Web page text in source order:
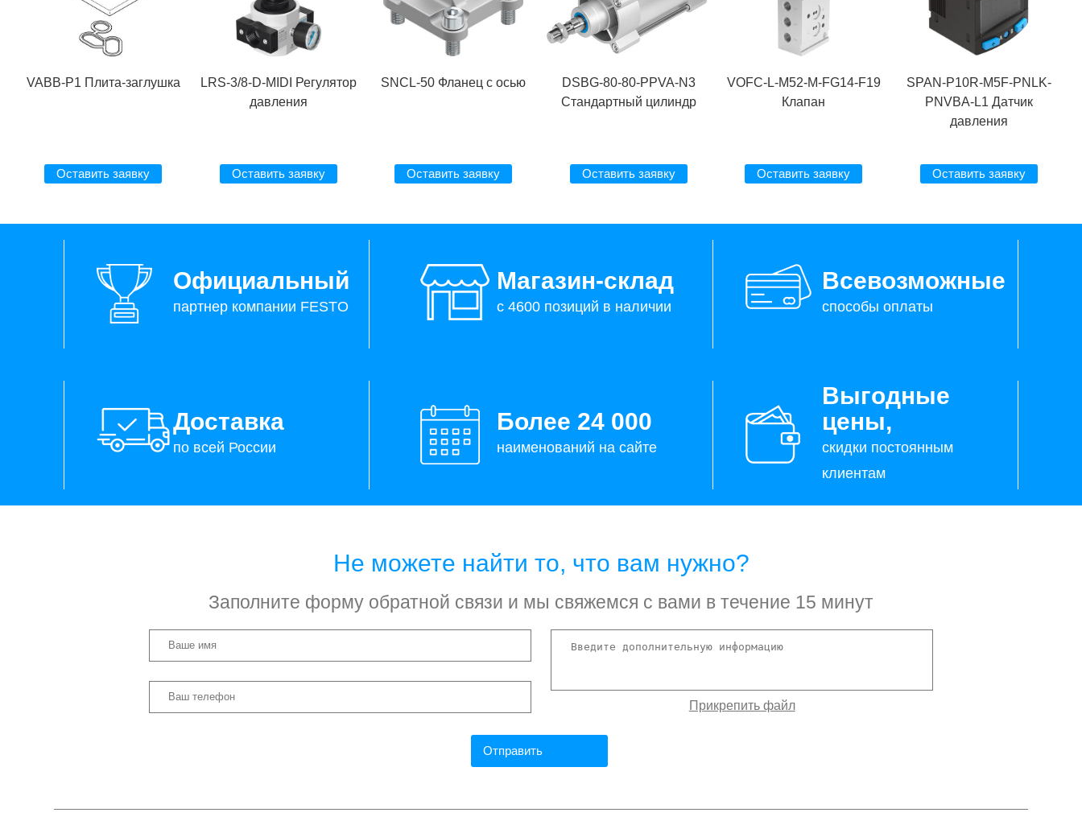
VABB-P1 Плита-заглушка
Оставить заявку
LRS-3/8-D-MIDI Регулятор
давления
Оставить заявку
SNCL-50 Фланец с осью
Оставить заявку
DSBG-80-80-PPVA-N3
Стандартный цилиндр
Оставить заявку
VOFC-L-M52-M-FG14-F19
Клапан
Оставить заявку
SPAN-P10R-M5F-PNLK-
PNVBA-L1 Датчик
давления
Оставить заявку
Официальный
партнер компании FESTO
Магазин-склад
с 4600 позиций в наличии
Всевозможные
способы оплаты
Доставка
по всей России
Более 24 000
наименований на сайте
Выгодные
цены,
скидки постоянным
клиентам
Не можете найти то, что вам нужно?
Заполните форму обратной связи и мы свяжемся с вами в течение 15 минут